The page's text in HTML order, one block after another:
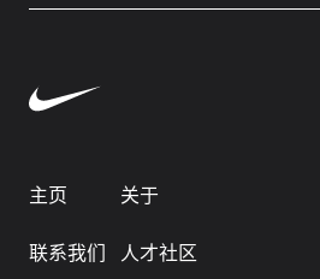
主页
关于
联系我们
人才社区